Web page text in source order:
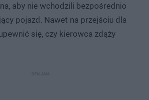
aby nie wchodzili bezpośrednio
pojazd. Nawet na przejściu dla
się, czy kierowca zdąży